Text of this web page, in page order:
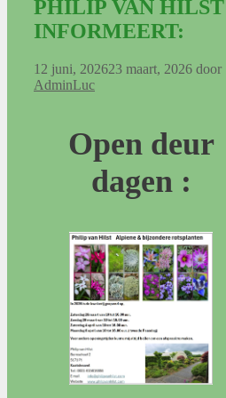
PHILIP VAN HILST
INFORMEERT:
12 juni, 202623 maart, 2026 door
AdminLuc
Open deur
dagen :